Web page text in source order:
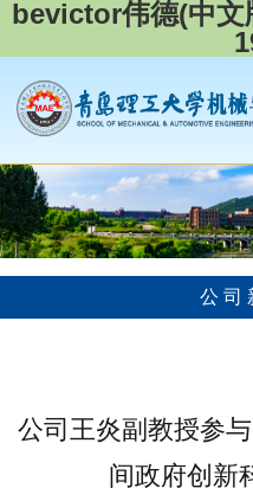
bevictor伟德(中文
公司
公司王炎副教授参
间政府创新